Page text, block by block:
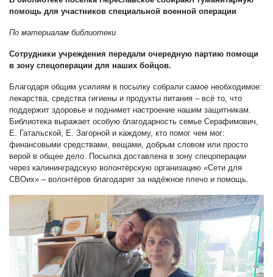
помощь для участников специальной военной операции
По материалам библиотеки
Сотрудники учреждения передали очередную партию помощи
в зону спецоперации для наших бойцов.
Благодаря общим усилиям в посылку собрали самое необходимое:
лекарства, средства гигиены и продукты питания – всё то, что
поддержит здоровье и поднимет настроение нашим защитникам.
Библиотека выражает особую благодарность семье Серафимович,
Е. Гатальской, Е. Загорной и каждому, кто помог чем мог:
финансовыми средствами, вещами, добрым словом или просто
верой в общее дело. Посылка доставлена в зону спецоперации
через калининградскую волонтёрскую организацию «Сети для
СВОих» – волонтёров благодарят за надёжное плечо и помощь.